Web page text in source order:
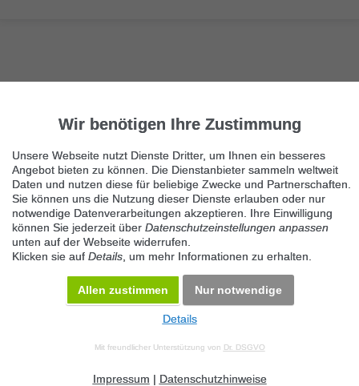
Datenschutz Impressum Kontakt Datenschutz anpassen Desktop Version
Wir benötigen Ihre Zustimmung
Unsere Webseite nutzt Dienste Dritter, um Ihnen ein besseres
Angebot bieten zu können. Die Dienstanbieter sammeln weltweit
Daten und nutzen diese für beliebige Zwecke und Partnerschaften.
Sie können uns die Nutzung dieser Dienste erlauben oder nur
notwendige Datenverarbeitungen akzeptieren. Ihre Einwilligung
können Sie jederzeit über Datenschutzeinstellungen anpassen
unten auf der Webseite widerrufen.
Klicken sie auf Details , um mehr Informationen zu erhalten.
Allen zustimmen Nur notwendige
Details
Mit freundlicher Unterstützung von Dr. DSGVO
Impressum | Datenschutzhinweise